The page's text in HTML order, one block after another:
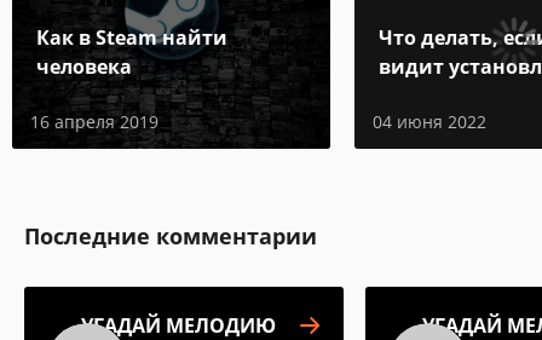
Как в Steam найти
человека
16 апреля 2019
Что делать,
видит
04 июня 2022
Последние комментарии
УГАДАЙ МЕЛОДИЮ УГАДАЙ